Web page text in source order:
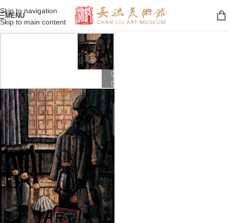
Skip to navigation
Skip to main content
MENU